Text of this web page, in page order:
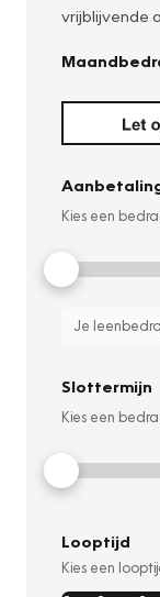
vrijblijvende
Kies een
Je
Slottermijn
Kies een
Looptijd
Kies een